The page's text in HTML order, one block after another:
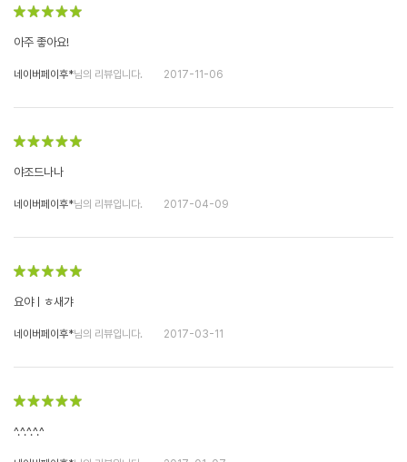
아주 좋아요!
네이버페이후*님의 리뷰입니다. 2017-11-06
야조드나나
네이버페이후*님의 리뷰입니다. 2017-04-09
요야ㅣㅎ새갸
네이버페이후*님의 리뷰입니다. 2017-03-11
^.^.^.^.^